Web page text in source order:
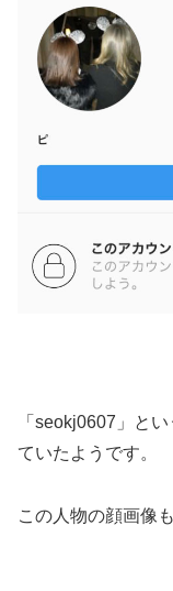
「seokj0607」と
ていたようです。
この人物の顔画像